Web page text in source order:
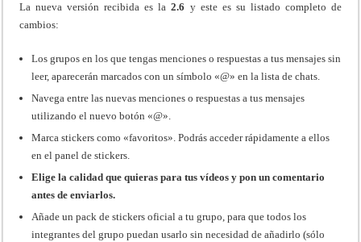
La nueva versión recibida es la2.6 y este es su listado completo de
cambios:
Los grupos en los que tengas menciones o respuestas a tus mensajes sin
leer, aparecerán marcados con un símbolo «@» en la lista de chats.
Navega entre las nuevas menciones o respuestas a tus mensajes
utilizando el nuevo botón «@».
Marca stickers como «favoritos». Podrás acceder rápidamente a ellos
en el panel de stickers.
Elige la calidad que quieras para tus vídeos y pon un comentario
antes de enviarlos.
Añade un pack de stickers oficial a tu grupo, para que todos los
integrantes del grupo puedan usarlo sin necesidad de añadirlo (sólo